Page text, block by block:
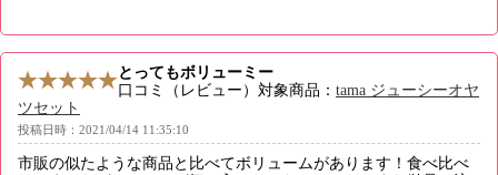
とってもボリューミー
口コミ（レビュー）対象商品： tama ジューシーオヤ
ツセット
投稿日時：2021/04/14 11:35:10
市販の似たような商品と比べてボリュームがあります！食べ比べ